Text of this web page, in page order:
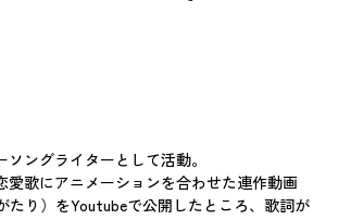
ソングライターとして活動。
愛歌にアニメーションを合わせた連作動画
たり）をYoutubeで公開したところ、歌詞が